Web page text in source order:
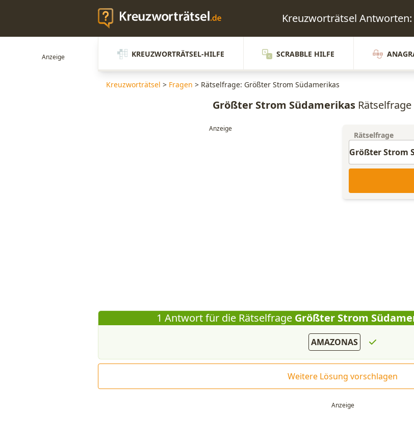
Kreuzworträtsel Antworten:
KREUZWORTRÄTSEL-HILFE SCRABBLE HILFE
Kreuzworträtsel > Fragen > Rätselfrage: Größter Strom Südamerikas
Größter Strom SüdamerikasRätselfrage
Rätselfrage
1 Antwort für die Rätselfrage Größter Strom
AMAZONAS
Weitere Lösung vorschlagen